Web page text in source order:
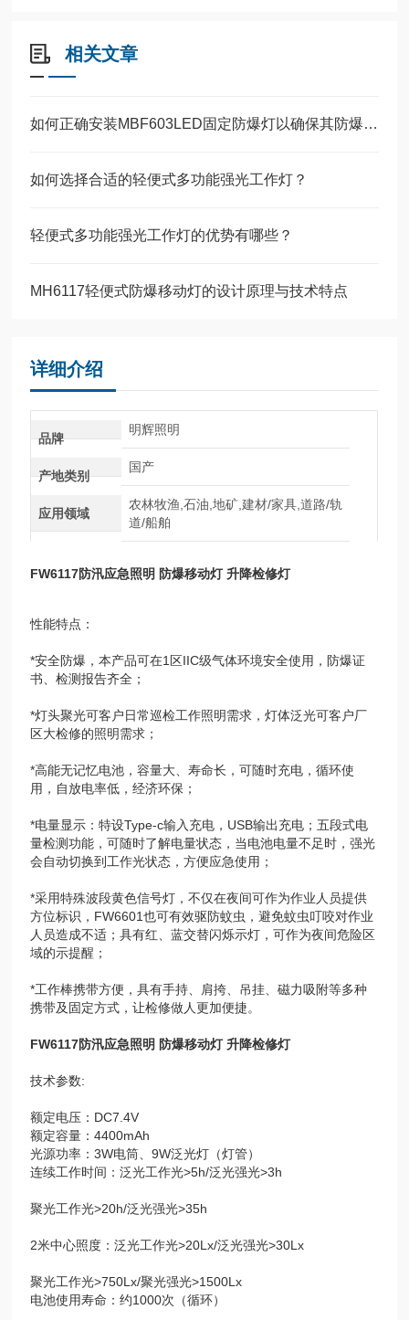
相关文章
如何正确安装MBF603LED固定防爆灯以确保其防爆性能？
如何选择合适的轻便式多功能强光工作灯？
轻便式多功能强光工作灯的优势有哪些？
MH6117轻便式防爆移动灯的设计原理与技术特点
详细介绍
品牌
明辉照明
产地类别
国产
应用领域
农林牧渔,石油,地矿,建材/家具,道路/轨
道/船舶
FW6117防汛应急照明 防爆移动灯 升降检修灯
性能特点：
*安全防爆，本产品可在1区IIC级气体环境安全使用，防爆证
书、检测报告齐全；
*灯头聚光可客户日常巡检工作照明需求，灯体泛光可客户厂
区大检修的照明需求；
*高能无记忆电池，容量大、寿命长，可随时充电，循环使
用，自放电率低，经济环保；
*电量显示：特设Type-c输入充电，USB输出充电；五段式电
量检测功能，可随时了解电量状态，当电池电量不足时，强光
会自动切换到工作光状态，方便应急使用；
*采用特殊波段黄色信号灯，不仅在夜间可作为作业人员提供
方位标识，FW6601也可有效驱防蚊虫，避免蚊虫叮咬对作业
人员造成不适；具有红、蓝交替闪烁示灯，可作为夜间危险区
域的示提醒；
*工作棒携带方便，具有手持、肩挎、吊挂、磁力吸附等多种
携带及固定方式，让检修做人更加便捷。
FW6117防汛应急照明 防爆移动灯 升降检修灯
技术参数:
额定电压：DC7.4V
额定容量：4400mAh
光源功率：3W电筒、9W泛光灯（灯管）
连续工作时间：泛光工作光>5h/泛光强光>3h
聚光工作光>20h/泛光强光>35h
2米中心照度：泛光工作光>20Lx/泛光强光>30Lx
聚光工作光>750Lx/聚光强光>1500Lx
电池使用寿命：约1000次（循环）